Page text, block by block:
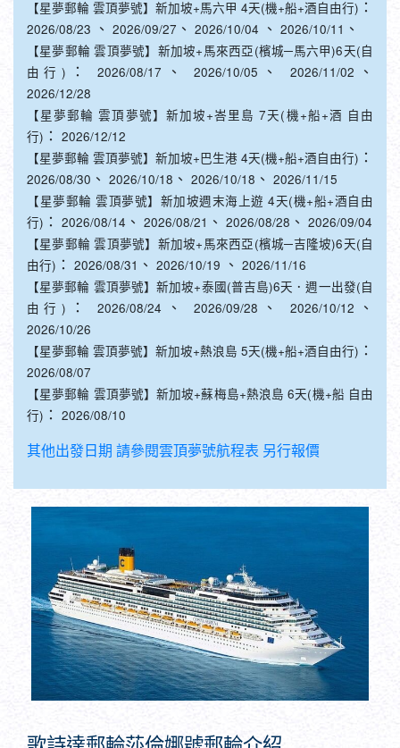
【星夢郵輪 雲頂夢號】新加坡+馬來西亞(檳城─馬六甲)6天(自
由行)：2026/08/17、2026/10/05、 2026/11/02、
2026/12/28
【星夢郵輪 雲頂夢號】新加坡+峇里島 7天(機+船+酒 自由
行)：2026/12/12
【星夢郵輪 雲頂夢號】新加坡+巴生港 4天(機+船+酒自由行)
：
2026/08/30 、2026/10/18、2026/10/18、2026/11/15
【星夢郵輪 雲頂夢號】新加坡週末海上遊 4天(機+船+酒自由
行)：2026/08/14、2026/08/21、2026/08/28、 2026/09/04
【星夢郵輪 雲頂夢號】新加坡+馬來西亞(檳城─吉隆坡)6天(自
由行)：2026/08/31、 2026/10/19、2026/11/16
【星夢郵輪 雲頂夢號】新加坡+泰國(普吉島)6天．週一出發(自
由行)：2026/08/24、 2026/09/28、2026/10/12、
2026/10/26
【星夢郵輪 雲頂夢號】新加坡+熱浪島 5天(機+船+酒自由行)
2026/08/07
【星夢郵輪 雲頂夢號】新加坡+蘇梅島+熱浪島 6天(機+船 自由
行)：2026/08/10
其他出發日期 請參閱雲頂夢號航程表 另行報價